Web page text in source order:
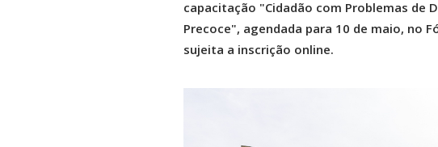
capacitação "Cidadão com Problemas de
Precoce", agendada para 10 de maio, no
sujeita a inscrição online.